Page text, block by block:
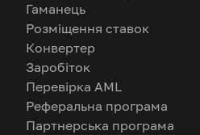
Гаманець
Розміщення ставок
Конвертер
Заробіток
Перевірка AML
Реферальна програма
Партнерська програма